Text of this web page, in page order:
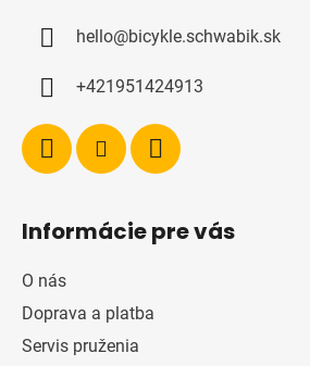
hello@bicykle.schwabik.sk
+421951424913
Informácie pre vás
O nás
Doprava a platba
Servis pruženia